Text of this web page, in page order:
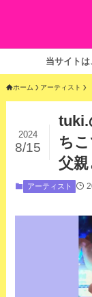
は、海外在住者に向
ホーム アーティスト
tuki.
ち
父
2024
8/15
アーティスト